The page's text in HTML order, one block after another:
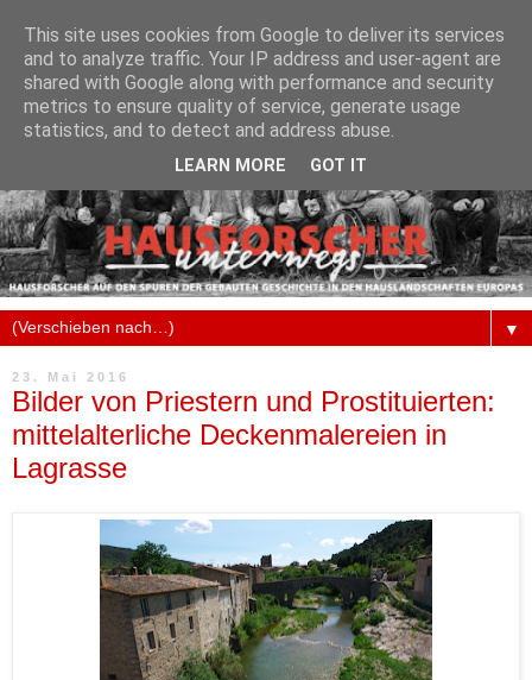
▼
23. Mai 2016
Bilder von Priestern und Prostituierten:
mittelalterliche Deckenmalereien in
Lagrasse
This site uses cookies from Google to deliver its services
and to analyze traffic. Your IP address and user-agent are
shared with Google along with performance and security
metrics to ensure quality of service, generate usage
statistics, and to detect and address abuse.
LEARN MORE GOT IT